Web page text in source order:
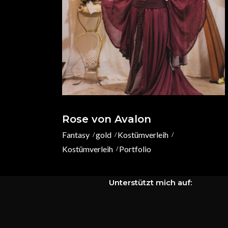
Rose von Avalon
Fantasy gold
Kostümverleih
Kostümverleih
Portfolio
In unserer schnelllebigen Welt, mit vielen
verschiedenen Möglichkeiten sich und seine
Arbeiten zu zeigen, muss man aktiv bleiben um
auch wirklich gesehen zu werden. Du hast
Interesse meinen Weg und auch meine
zu verfolgen und nicht aus den Augen zu
Da kann ich dir ein wenig unter die Arme
Finde mich auch auf:
Unterstützt mich auf: